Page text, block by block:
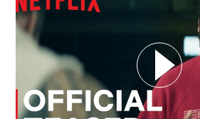
WYBIERZ SWOJĄ PLAYLISTĘ